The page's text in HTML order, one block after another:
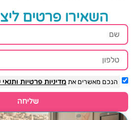
השאירו פרטים
הנכם מאשרים אתמדיניות פרטיות
שליחה